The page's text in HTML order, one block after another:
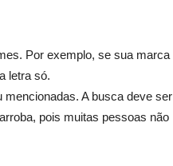
Por exemplo, se sua marca
letra só.
A busca deve ser
pois muitas pessoas não